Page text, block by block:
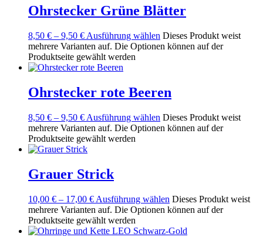
Ohrstecker Grüne Blätter
8,50 € – 9,50 € Ausführung wählen Dieses Produkt weist
mehrere Varianten auf. Die Optionen können auf der
Produktseite gewählt werden
Ohrstecker rote Beeren
8,50 € – 9,50 € Ausführung wählen Dieses Produkt weist
mehrere Varianten auf. Die Optionen können auf der
Produktseite gewählt werden
Grauer Strick
10,00 € – 17,00 € Ausführung wählen Dieses Produkt weist
mehrere Varianten auf. Die Optionen können auf der
Produktseite gewählt werden